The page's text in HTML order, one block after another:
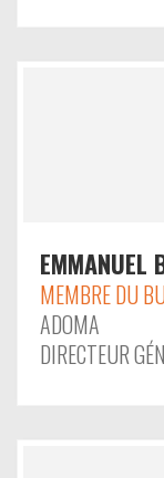
EMMANUEL
MEMBRE DU
ADOMA
DIRECTEUR